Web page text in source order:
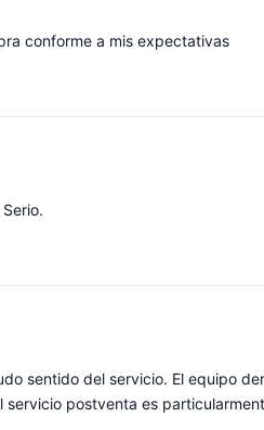
conforme a mis expectativas
sentido del servicio. El equipo
servicio postventa es